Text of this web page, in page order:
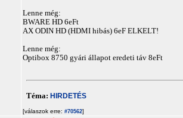
Lenne még:
BWARE HD 6eFt
AX ODIN HD (HDMI hibás) 6eF ELKELT!
Lenne még:
Optibox 8750 gyári állapot eredeti táv 8eFt
Téma: HIRDETÉS
[válaszok erre: #70562]